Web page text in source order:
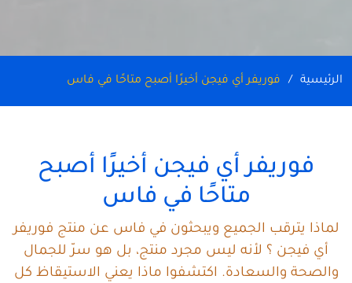
الرئيسية فوريفر أي فيجن أخيرًا أصبح متاحًا في فاس
فوريفر أي فيجن أخيرًا أصبح
متاحًا في فاس
لماذا يترقب الجميع ويبحثون في فاس عن منتج فوريفر
أي فيجن ؟ لأنه ليس مجرد منتج، بل هو سرّ للجمال
والصحة والسعادة. اكتشفوا ماذا يعني الاستيقاظ كل